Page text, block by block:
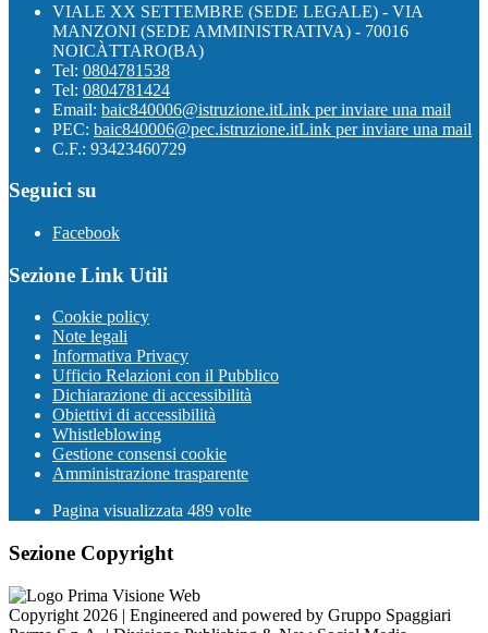
VIALE XX SETTEMBRE (SEDE LEGALE) - VIA
MANZONI (SEDE AMMINISTRATIVA) - 70016
NOICÀTTARO(BA)
Tel: 0804781538
Tel: 0804781424
Email: baic840006@istruzione.itLink per inviare una mail
PEC: baic840006@pec.istruzione.itLink per inviare una mail
C.F.: 93423460729
Seguici su
Facebook
Sezione Link Utili
Cookie policy
Note legali
Informativa Privacy
Ufficio Relazioni con il Pubblico
Dichiarazione di accessibilità
Obiettivi di accessibilità
Whistleblowing
Gestione consensi cookie
Amministrazione trasparente
Pagina visualizzata 489 volte
Sezione Copyright
Copyright 2026 | Engineered and powered by Gruppo Spaggiari